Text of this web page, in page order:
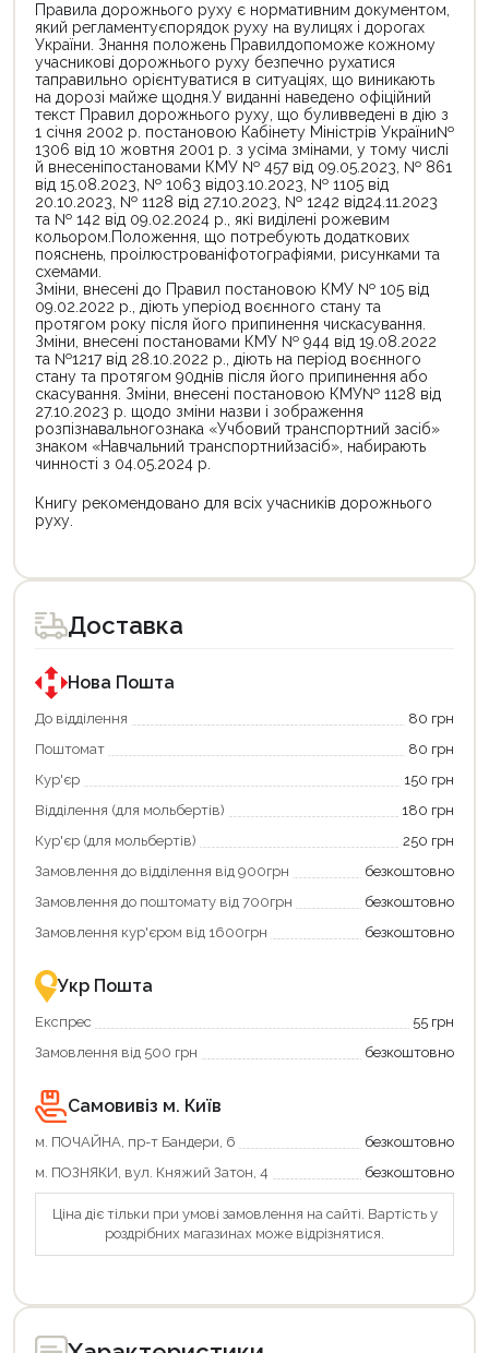
Правила дорожнього руху є нормативним документом,
який регламентуєпорядок руху на вулицях і дорогах
України. Знання положень Правилдопоможе кожному
учасникові дорожнього руху безпечно рухатися
таправильно орієнтуватися в ситуаціях, що виникають
на дорозі майже щодня.У виданні наведено офіційний
текст Правил дорожнього руху, що буливведені в дію з
1 січня 2002 р. постановою Кабінету Міністрів України№
1306 від 10 жовтня 2001 р. з усіма змінами, у тому числі
й внесеніпостановами КМУ № 457 від 09.05.2023, № 861
від 15.08.2023, № 1063 від03.10.2023, № 1105 від
20.10.2023, № 1128 від 27.10.2023, № 1242 від24.11.2023
та № 142 від 09.02.2024 р., які виділені рожевим
кольором.Положення, що потребують додаткових
пояснень, проілюстрованіфотографіями, рисунками та
схемами.
Зміни, внесені до Правил постановою КМУ № 105 від
09.02.2022 р., діють уперіод воєнного стану та
протягом року після його припинення чискасування.
Зміни, внесені постановами КМУ № 944 від 19.08.2022
та №1217 від 28.10.2022 р., діють на період воєнного
стану та протягом 90днів після його припинення або
скасування. Зміни, внесені постановою КМУ№ 1128 від
27.10.2023 р. щодо зміни назви і зображення
розпізнавальногознака «Учбовий транспортний засіб»
знаком «Навчальний транспортнийзасіб», набирають
чинності з 04.05.2024 р.
Книгу рекомендовано для всіх учасників дорожнього
руху.
товар
для
покупки
державною
програмою
єКнига.
Використовуйте
карту
щоб
зекономити
та
отримати
переваги!
картою
єКнига
–
зручно
та
товар
для
покупки
державною
програмою
«Національний
кешбек».
покупку
«Національний
кешбек»
та
отримуйте
повернення
Економте
більше
разом
державною
підтримкою!
Доставка
Нова Пошта
До відділення
80 грн
Поштомат
80 грн
Кур'єр
150 грн
Відділення (для мольбертів)
180 грн
Кур'єр (для мольбертів)
250 грн
Замовлення до відділення від 900грн
безкоштовно
Замовлення до поштомату від 700грн
безкоштовно
Замовлення кур'єром від 1600грн
безкоштовно
Укр Пошта
Експрес
55 грн
Замовлення від 500 грн
безкоштовно
Самовивіз м. Київ
м. ПОЧАЙНА, пр-т Бандери, 6
безкоштовно
м. ПОЗНЯКИ, вул. Княжий Затон, 4
безкоштовно
Ціна діє тільки при умові замовлення на сайті. Вартість у
роздрібних магазинах може відрізнятися.